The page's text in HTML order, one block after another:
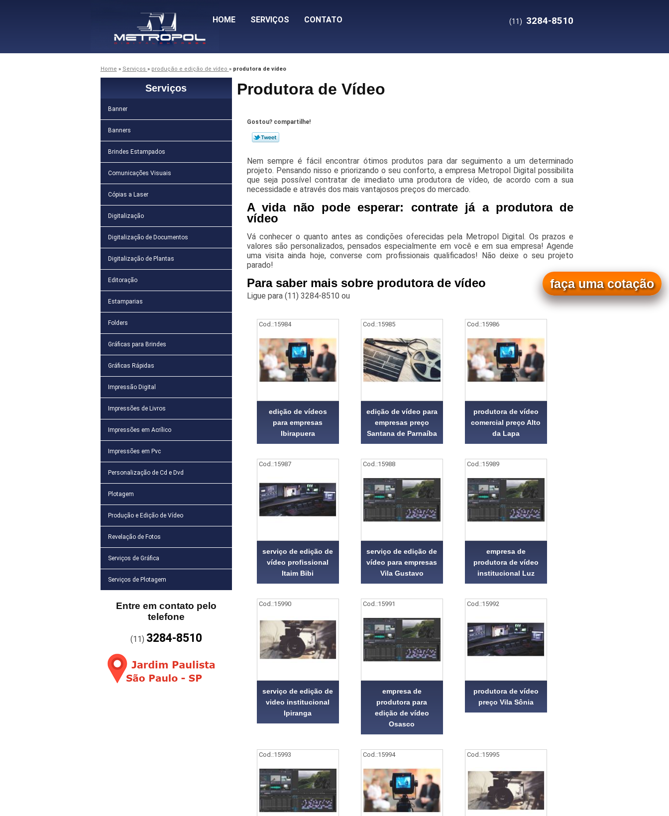
HOME SERVIÇOS CONTATO (11) 3284-8510
Home » Serviços » produção e edição de vídeo » produtora de vídeo
Serviços
Banner
Banners
Brindes Estampados
Comunicações Visuais
Cópias a Laser
Digitalização
Digitalização de Documentos
Digitalização de Plantas
Editoração
Estamparias
Folders
Gráficas para Brindes
Gráficas Rápidas
Impressão Digital
Impressões de Livros
Impressões em Acrílico
Impressões em Pvc
Personalização de Cd e Dvd
Plotagem
Produção e Edição de Vídeo
Revelação de Fotos
Serviços de Gráfica
Serviços de Plotagem
Entre em contato pelo
telefone
(11) 3284-8510
Produtora de Vídeo
Gostou? compartilhe!
Nem sempre é fácil encontrar ótimos produtos para dar seguimento a um determinado
projeto. Pensando nisso e priorizando o seu conforto, a empresa Metropol Digital possibilita
que seja possível contratar de imediato uma produtora de vídeo, de acordo com a sua
necessidade e através dos mais vantajosos preços do mercado.
A vida não pode esperar: contrate já a produtora de
vídeo
Vá conhecer o quanto antes as condições oferecidas pela Metropol Digital. Os prazos e
valores são personalizados, pensados especialmente em você e em sua empresa! Agende
uma visita ainda hoje, converse com profissionais qualificados! Não deixe o seu projeto
parado!
Para saber mais sobre produtora de vídeo
Ligue para (11) 3284-8510ou
faça uma cotação
Cod.:15984
edição de vídeos
para empresas
Ibirapuera
Cod.:15985
edição de vídeo para
empresas preço
Santana de Parnaíba
Cod.:15986
produtora de vídeo
comercial preço Alto
da Lapa
Cod.:15987
serviço de edição de
vídeo profissional
Itaim Bibi
Cod.:15988
serviço de edição de
vídeo para empresas
Vila Gustavo
Cod.:15989
empresa de
produtora de vídeo
institucional Luz
Cod.:15990
serviço de edição de
video institucional
Ipiranga
Cod.:15991
empresa de
produtora para
edição de vídeo
Osasco
Cod.:15992
produtora de vídeo
preço Vila Sônia
Cod.:15993 Cod.:15994 Cod.:15995